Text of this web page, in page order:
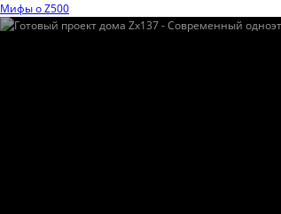
Мифы o Z500